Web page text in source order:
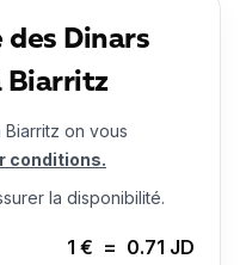
des Dinars
Biarritz
on vous
conditions.
la disponibilité.
1 € = 0.71 JD